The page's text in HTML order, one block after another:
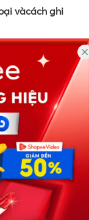
vàcách ghi
05, Phường Quan
Nam